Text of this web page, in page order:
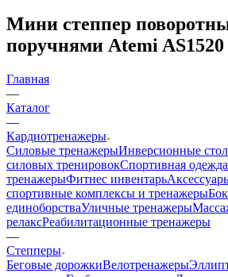
Мини степпер
поручнями Atemi AS1520
Главная
—
Каталог
—
Кардиотренажеры
Силовые тренажерыИнверсионные
силовых тренировокСпортивная одежда
тренажерыФитнес инвентарь
спортивные комплексы и тренажеры
единоборстваУличные тренажеры
релаксРеабилитационные тренажеры
—
Степперы
Беговые дорожкиВелотренажеры